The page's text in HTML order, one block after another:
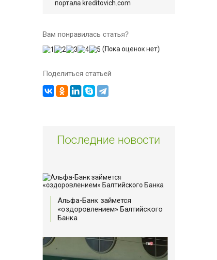
портала kreditovich.com
Вам понравилась статья?
(Пока оценок нет)
Поделиться статьей
Последние новости
Альфа-Банк займется
«оздоровлением» Балтийского
Банка